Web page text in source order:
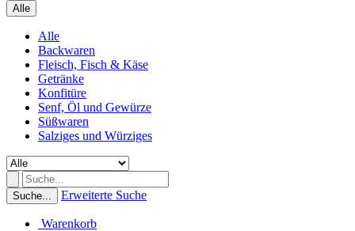
Alle
Alle
Backwaren
Fleisch, Fisch & Käse
Getränke
Konfitüre
Senf, Öl und Gewürze
Süßwaren
Salziges und Würziges
Suche... Erweiterte Suche
Warenkorb